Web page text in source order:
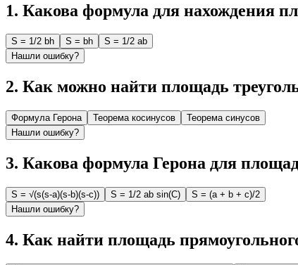
1. Какова формула для нахождения
S = 1/2 bh S = bh
S = 1/2 ab
Нашли ошибку?
2. Как можно найти площадь
Формула Герона Теорема косинусов
Теорема синусов
Нашли ошибку?
3. Какова формула Герона для
S = √(s(s-a)(s-b)(s-c)) S = 1/2 ab sin(C)
S = (a + b + c)/2
Нашли ошибку?
4. Как найти площадь